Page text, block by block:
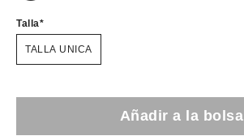
Talla
TALLA UNICA
Añadir a la bolsa